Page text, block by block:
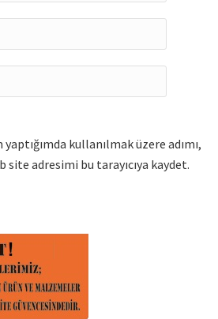
kullanılmak üzere adımı,
site adresimi bu tarayıcıya kaydet.